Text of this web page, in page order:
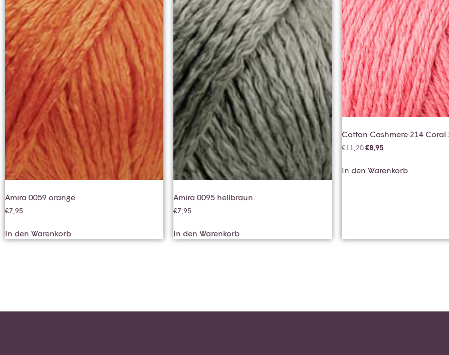
Amira 0059 orange
€7,95
In den Warenkorb
Amira 0095 hellbraun
€7,95
In den Warenkorb
Cotton Cashmere 214 Coral
€11,20€8,95
In den Warenkorb